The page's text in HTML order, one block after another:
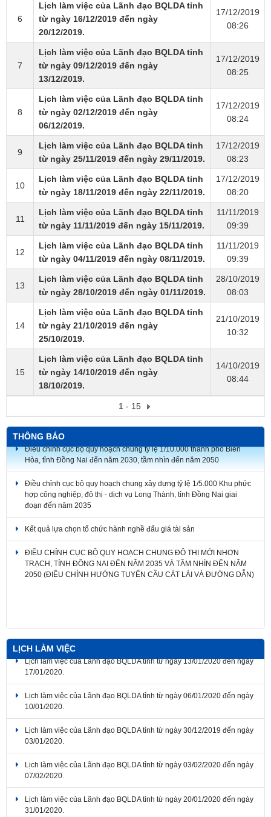
6
Lịch làm việc của Lãnh đạo BQLDA tỉnh
từ ngày 16/12/2019 đến ngày
20/12/2019.
17/12/2019
08:26
7
Lịch làm việc của Lãnh đạo BQLDA tỉnh
từ ngày 09/12/2019 đến ngày
13/12/2019.
17/12/2019
08:25
8
Lịch làm việc của Lãnh đạo BQLDA tỉnh
từ ngày 02/12/2019 đến ngày
06/12/2019.
17/12/2019
08:24
9
Lịch làm việc của Lãnh đạo BQLDA tỉnh
từ ngày 25/11/2019 đến ngày 29/11/2019.
17/12/2019
08:23
10
Lịch làm việc của Lãnh đạo BQLDA tỉnh
từ ngày 18/11/2019 đến ngày 22/11/2019.
17/12/2019
08:20
11
Lịch làm việc của Lãnh đạo BQLDA tỉnh
từ ngày 11/11/2019 đến ngày 15/11/2019.
11/11/2019
09:39
12
Lịch làm việc của Lãnh đạo BQLDA tỉnh
từ ngày 04/11/2019 đến ngày 08/11/2019.
11/11/2019
09:39
13
Lịch làm việc của Lãnh đạo BQLDA tỉnh
từ ngày 28/10/2019 đến ngày 01/11/2019.
28/10/2019
08:03
14
Lịch làm việc của Lãnh đạo BQLDA tỉnh
từ ngày 21/10/2019 đến ngày
25/10/2019.
21/10/2019
10:32
15
Lịch làm việc của Lãnh đạo BQLDA tỉnh
từ ngày 14/10/2019 đến ngày
18/10/2019.
14/10/2019
08:44
1 - 15
THÔNG BÁO
Điều chỉnh cục bộ quy hoạch chung tỷ lệ 1/10.000 thành phố Biên
Hòa, tỉnh Đồng Nai đến năm 2030, tầm nhìn đến năm 2050
Điều chỉnh cục bộ quy hoạch chung xây dựng tỷ lệ 1/5.000 Khu phức
hợp công nghiệp, đô thị - dịch vụ Long Thành, tỉnh Đồng Nai giai
đoạn đến năm 2035
Kết quả lựa chọn tổ chức hành nghề đấu giá tài sản​
ĐIỀU CHỈNH CỤC BỘ QUY HOẠCH CHUNG ĐÔ THỊ MỚI NHƠN
TRẠCH, TỈNH ĐỒNG NAI ĐẾN NĂM 2035 VÀ TẦM NHÌN ĐẾN NĂM
2050 (ĐIỀU CHỈNH HƯỚNG TUYẾN CẦU CÁT LÁI VÀ ĐƯỜNG DẪN)
LỊCH LÀM VIỆC
Lịch làm việc của Lãnh đạo BQLDA tỉnh từ ngày 13/01/2020 đến ngày
17/01/2020.
Lịch làm việc của Lãnh đạo BQLDA tỉnh từ ngày 06/01/2020 đến ngày
10/01/2020.
Lịch làm việc của Lãnh đạo BQLDA tỉnh từ ngày 30/12/2019 đến ngày
03/01/2020.
Lịch làm việc của Lãnh đạo BQLDA tỉnh từ ngày 03/02/2020 đến ngày
07/02/2020.
Lịch làm việc của Lãnh đạo BQLDA tỉnh từ ngày 20/01/2020 đến ngày
31/01/2020.